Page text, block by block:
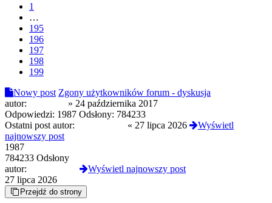
1
…
195
196
197
198
199
Nowy post Zgony użytkowników forum - dyskusja
autor:
» 24 października 2017
Odpowiedzi: 1987 Odsłony: 784233
Ostatni post autor:
« 27 lipca 2026
Wyświetl
najnowszy post
1987
784233 Odsłony
autor:
Wyświetl najnowszy post
27 lipca 2026
Przejdź do strony